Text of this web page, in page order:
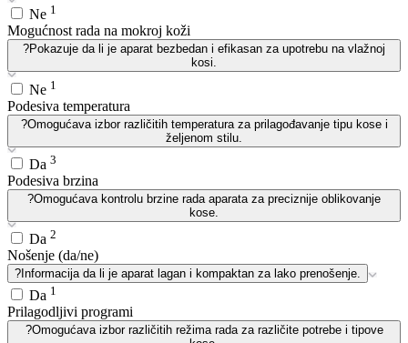
Ne 1
Mogućnost rada na mokroj koži
?Pokazuje da li je aparat bezbedan i efikasan za upotrebu na vlažnoj
kosi.
Ne 1
Podesiva temperatura
?Omogućava izbor različitih temperatura za prilagođavanje tipu kose i
željenom stilu.
Da 3
Podesiva brzina
?Omogućava kontrolu brzine rada aparata za preciznije oblikovanje
kose.
Da 2
Nošenje (da/ne)
? Informacija da li je aparat lagan i kompaktan za lako prenošenje.
Da 1
Prilagodljivi programi
?Omogućava izbor različitih režima rada za različite potrebe i tipove